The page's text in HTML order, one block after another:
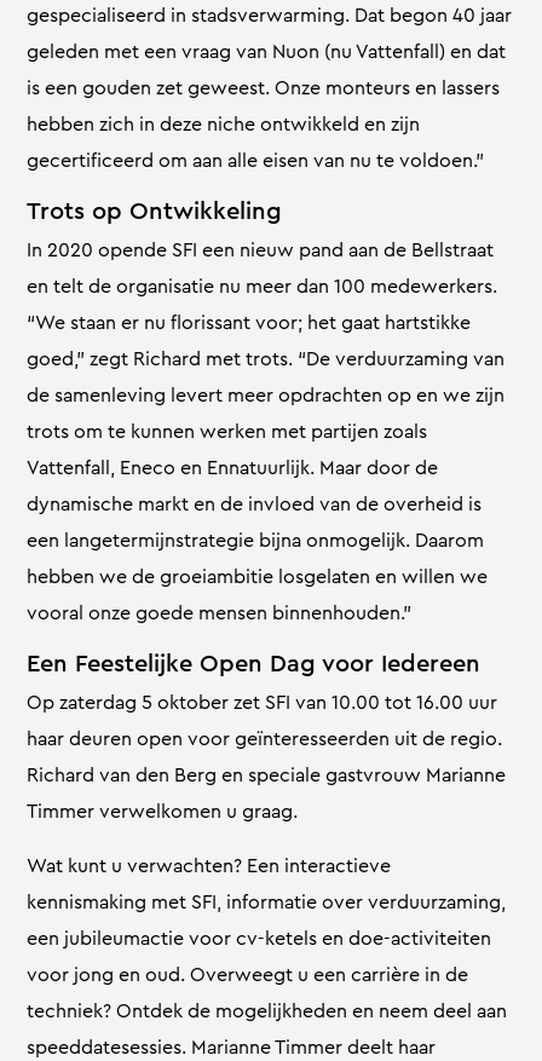
gespecialiseerd in stadsverwarming. Dat begon 40 jaar
geleden met een vraag van Nuon (nu Vattenfall) en dat
is een gouden zet geweest. Onze monteurs en lassers
hebben zich in deze niche ontwikkeld en zijn
gecertificeerd om aan alle eisen van nu te voldoen.”
Trots op Ontwikkeling
In 2020 opende SFI een nieuw pand aan de Bellstraat
en telt de organisatie nu meer dan 100 medewerkers.
“We staan er nu florissant voor; het gaat hartstikke
goed,” zegt Richard met trots. “De verduurzaming van
de samenleving levert meer opdrachten op en we zijn
trots om te kunnen werken met partijen zoals
Vattenfall, Eneco en Ennatuurlijk. Maar door de
dynamische markt en de invloed van de overheid is
een langetermijnstrategie bijna onmogelijk. Daarom
hebben we de groeiambitie losgelaten en willen we
vooral onze goede mensen binnenhouden.”
Een Feestelijke Open Dag voor Iedereen
Op zaterdag 5 oktober zet SFI van 10.00 tot 16.00 uur
haar deuren open voor geïnteresseerden uit de regio.
Richard van den Berg en speciale gastvrouw Marianne
Timmer verwelkomen u graag.
Wat kunt u verwachten? Een interactieve
kennismaking met SFI, informatie over verduurzaming,
een jubileumactie voor cv-ketels en doe-activiteiten
voor jong en oud. Overweegt u een carrière in de
techniek? Ontdek de mogelijkheden en neem deel aan
speeddatesessies. Marianne Timmer deelt haar